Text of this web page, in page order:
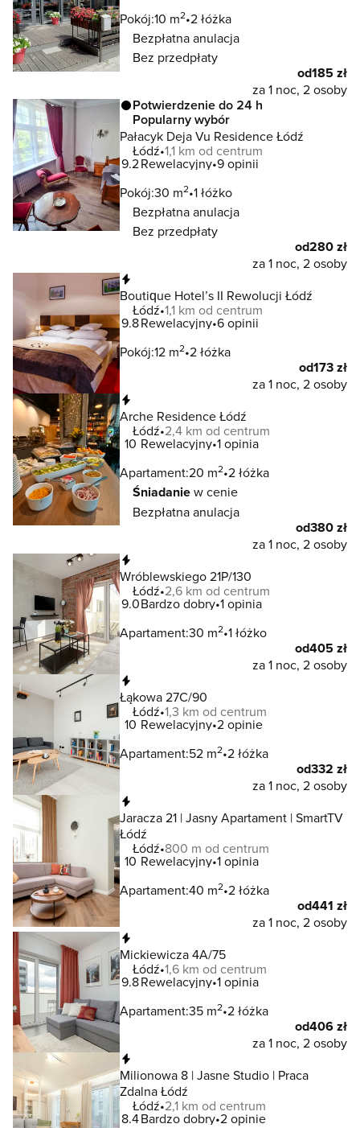
Pokój:10 m2 2 łóżka
Bezpłatna anulacja
Bez przedpłaty
od185 zł
za 1 noc, 2 osoby
Potwierdzenie do 24 h
Popularny wybór
Pałacyk Deja Vu Residence Łódź
Łódź 1,1 km od centrum
9.2Rewelacyjny 9 opinii
Pokój:30 m2 1 łóżko
Bezpłatna anulacja
Bez przedpłaty
od280 zł
za 1 noc, 2 osoby
Boutique Hotel’s II Rewolucji Łódź
Łódź 1,1 km od centrum
9.8Rewelacyjny 6 opinii
Pokój:12 m2 2 łóżka
od173 zł
za 1 noc, 2 osoby
Arche Residence Łódź
Łódź 2,4 km od centrum
10 Rewelacyjny 1 opinia
Apartament:20 m2 2 łóżka
Śniadaniew cenie
Bezpłatna anulacja
od380 zł
za 1 noc, 2 osoby
Wróblewskiego 21P/130
Łódź 2,6 km od centrum
9.0Bardzo dobry 1 opinia
Apartament:30 m2 1 łóżko
od405 zł
za 1 noc, 2 osoby
Łąkowa 27C/90
Łódź 1,3 km od centrum
10 Rewelacyjny 2 opinie
Apartament:52 m2 2 łóżka
od332 zł
za 1 noc, 2 osoby
Jaracza 21 | Jasny Apartament | SmartTV
Łódź
Łódź 800 m od centrum
10 Rewelacyjny 1 opinia
Apartament:40 m2 2 łóżka
od441 zł
za 1 noc, 2 osoby
Mickiewicza 4A/75
Łódź 1,6 km od centrum
9.8Rewelacyjny 1 opinia
Apartament:35 m2 2 łóżka
od406 zł
za 1 noc, 2 osoby
Milionowa 8 | Jasne Studio | Praca
Zdalna Łódź
Łódź 2,1 km od centrum
8.4Bardzo dobry 2 opinie